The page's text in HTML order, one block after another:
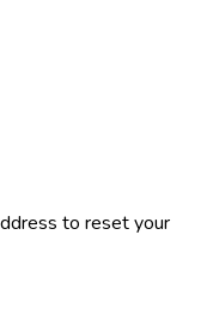
to reset your